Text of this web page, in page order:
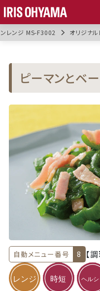
レンジ MS-F3002 オリジナ
ピーマンとベ
自動メニュー番号 8 【